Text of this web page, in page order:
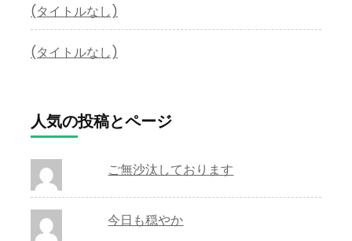
(タイトルなし)
(タイトルなし)
人気の投稿とページ
ご無沙汰しております
今日も穏やか